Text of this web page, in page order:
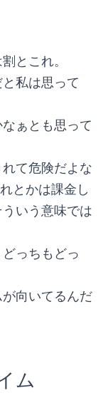
とこれ。
私は思って
ぁとも思って
て危険だよな
とかは課金し
いう意味では
っちもどっ
向いてるんだ
ム